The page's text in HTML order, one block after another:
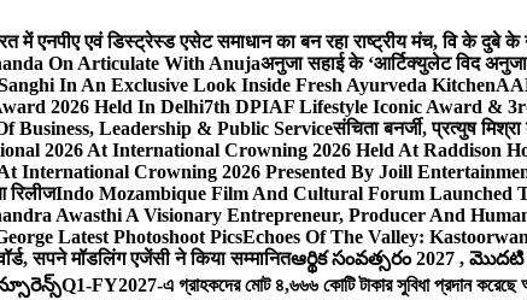
में एनपीए एवं डिस्ट्रेस्ड एसेट समाधान का बन रहा राष्ट्रीय मंच, वि के दुबे
On Articulate With Anujaअनुजा सहाई के ‘आर्टिक्युलेट विद
In An Exclusive Look Inside Fresh Ayurveda Kitchen
2026 Held In Delhi7th DPIAF Lifestyle Iconic Award &
Business, Leadership & Public Serviceसंचिता बनर्जी, प्रत्युष
2026 At International Crowning 2026 Held At Raddison
International Crowning 2026 Presented By Joill
रिलीजIndo Mozambique Film And Cultural Forum Launched
Awasthi A Visionary Entrepreneur, Producer And
Latest Photoshoot PicsEchoes Of The Valley:
सपने मॉडलिंग एजेंसी ने किया सम्मानितఆర్థిక సంవత్సరం 2027 ,
Q1-FY2027-এ গ্রাহকদের মোট ৪,৬৬৬ কোটি টাকার সুবিধা প্রদান করেছে